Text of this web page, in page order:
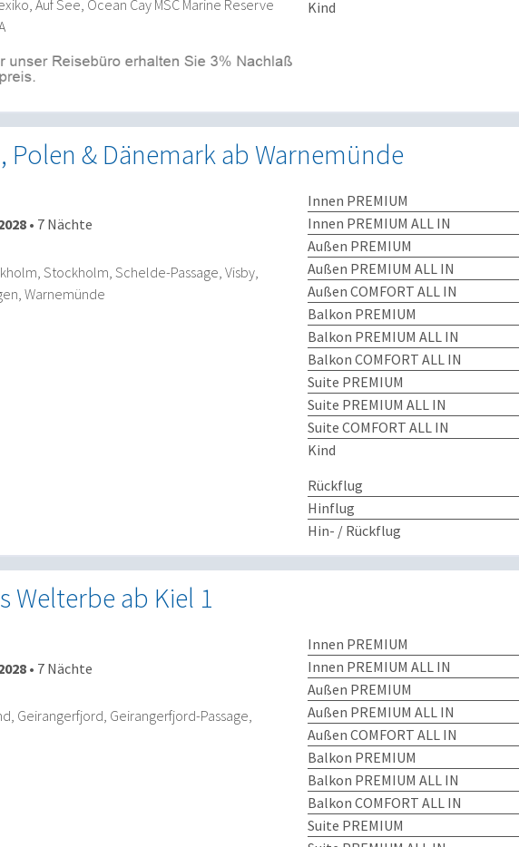
Auf See, Ocean Cay MSC Marine Reserve
Kind
Polen & Dänemark ab Warnemünde
• 7 Nächte
Stockholm, Schelde-Passage, Visby,
Warnemünde
Innen PREMIUM
Innen PREMIUM ALL IN
Außen PREMIUM
Außen PREMIUM ALL IN
Außen COMFORT ALL IN
Balkon PREMIUM
Balkon PREMIUM ALL IN
Balkon COMFORT ALL IN
Suite PREMIUM
Suite PREMIUM ALL IN
Suite COMFORT ALL IN
Kind
Rückflug
Hinflug
Hin- / Rückflug
Welterbe ab Kiel 1
• 7 Nächte
Geirangerfjord, Geirangerfjord-Passage,
Innen PREMIUM
Innen PREMIUM ALL IN
Außen PREMIUM
Außen PREMIUM ALL IN
Außen COMFORT ALL IN
Balkon PREMIUM
Balkon PREMIUM ALL IN
Balkon COMFORT ALL IN
Suite PREMIUM